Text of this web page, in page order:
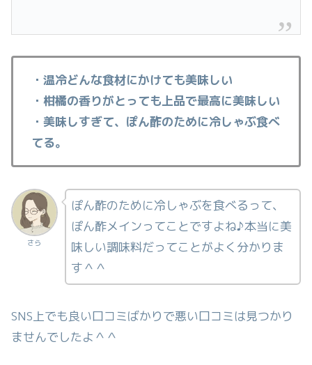
・温冷どんな食材にかけても美味しい
・柑橘の香りがとっても上品で最高に美味しい
・美味しすぎて、ぽん酢のために冷しゃぶ食べ
てる。
さら
ぽん酢のために冷しゃぶを食べるって、
ぽん酢メインってことですよね♪本当に美
味しい調味料だってことがよく分かりま
す＾＾
SNS上でも良い口コミばかりで悪い口コミは見つかり
ませんでしたよ＾＾